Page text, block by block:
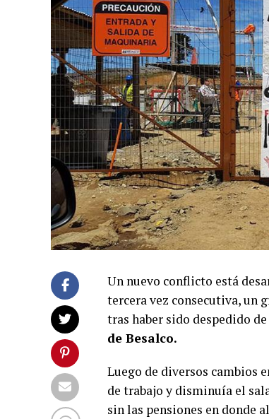
Un nuevo conflicto está
tercera vez consecutiva, un
tras haber sido despedido
de Besalco.
Luego de diversos cambios
de trabajo y disminuía el
sin las pensiones en donde